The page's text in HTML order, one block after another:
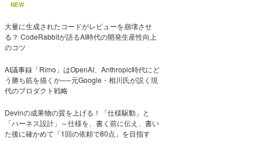
NEW
大量に生成されたコードがレビューを崩壊させ
る？ CodeRabbitが語るAI時代の開発生産性向上
のコツ
AI議事録「Rimo」はOpenAI、Anthropic時代にど
う勝ち筋を描くか──元Google・相川氏が説く現
代のプロダクト戦略
Devinの成果物の質を上げる！「仕様駆動」と
「ハーネス設計」～仕様を、書く前に伝え、書い
た後に確かめて「1回の依頼で80点」を目指す